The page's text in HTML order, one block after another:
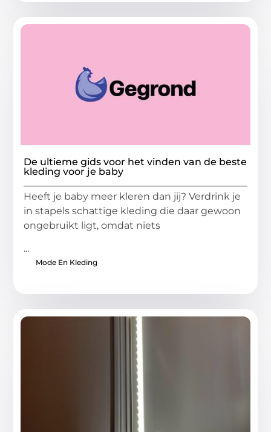
De ultieme gids voor het vinden van de beste
kleding voor je baby
Heeft je baby meer kleren dan jij? Verdrink je
in stapels schattige kleding die daar gewoon
ongebruikt ligt, omdat niets
...
Mode En Kleding